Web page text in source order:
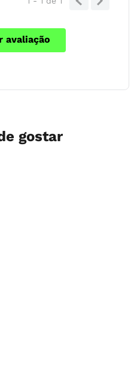
avaliação
gostar